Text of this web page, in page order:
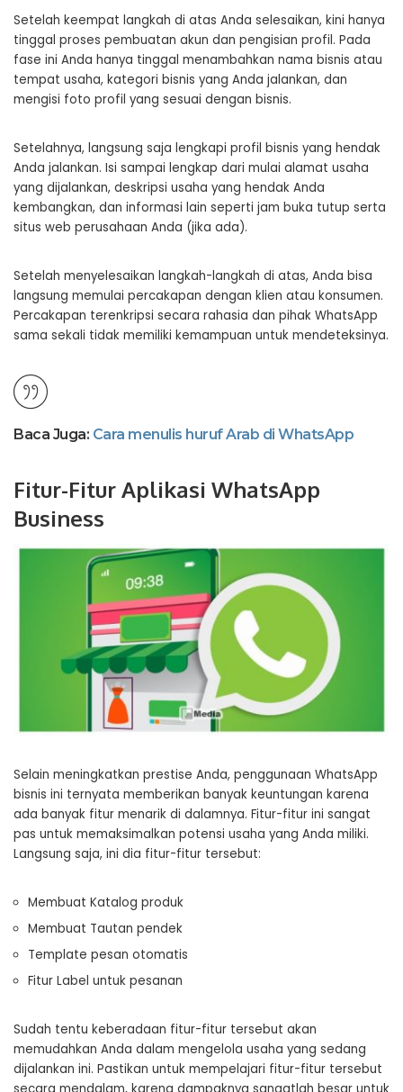
Setelah keempat langkah di atas Anda selesaikan, kini hanya
tinggal proses pembuatan akun dan pengisian profil. Pada
fase ini Anda hanya tinggal menambahkan nama bisnis atau
tempat usaha, kategori bisnis yang Anda jalankan, dan
mengisi foto profil yang sesuai dengan bisnis.
Setelahnya, langsung saja lengkapi profil bisnis yang hendak
Anda jalankan. Isi sampai lengkap dari mulai alamat usaha
yang dijalankan, deskripsi usaha yang hendak Anda
kembangkan, dan informasi lain seperti jam buka tutup serta
situs web perusahaan Anda (jika ada).
Setelah menyelesaikan langkah-langkah di atas, Anda bisa
langsung memulai percakapan dengan klien atau konsumen.
Percakapan terenkripsi secara rahasia dan pihak WhatsApp
sama sekali tidak memiliki kemampuan untuk mendeteksinya.
Baca Juga: Cara menulis huruf Arab di WhatsApp
Fitur-Fitur Aplikasi WhatsApp
Business
Selain meningkatkan prestise Anda, penggunaan WhatsApp
bisnis ini ternyata memberikan banyak keuntungan karena
ada banyak fitur menarik di dalamnya. Fitur-fitur ini sangat
pas untuk memaksimalkan potensi usaha yang Anda miliki.
Langsung saja, ini dia fitur-fitur tersebut:
Membuat Katalog produk
Membuat Tautan pendek
Template pesan otomatis
Fitur Label untuk pesanan
Sudah tentu keberadaan fitur-fitur tersebut akan
memudahkan Anda dalam mengelola usaha yang sedang
dijalankan ini. Pastikan untuk mempelajari fitur-fitur tersebut